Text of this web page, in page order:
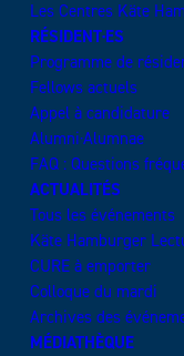
Les Centres Käte
RÉSIDENT·ES
Programme de
Fellows actuels
Appel à candidature
Alumni·Alumnae
FAQ : Questions
ACTUALITÉS
Tous les événements
Käte Hamburger
CURE à emporter
Colloque du mardi
Archives des
MÉDIATHÈQUE